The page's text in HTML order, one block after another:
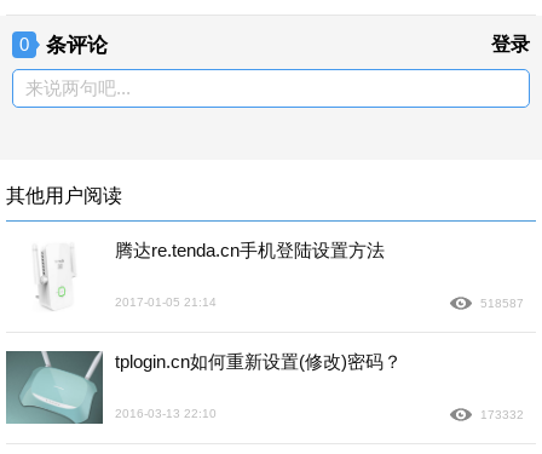
0 条评论 登录
来说两句吧...
其他用户阅读
腾达re.tenda.cn手机登陆设置方法
2017-01-05 21:14 518587
tplogin.cn如何重新设置(修改)密码？
2016-03-13 22:10 173332